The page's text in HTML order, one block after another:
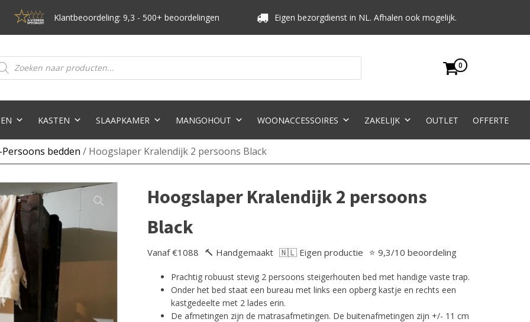
Klantbeoordeling: 9,3 - 500+ beoordelingen Eigen bezorgdienst in NL. Afhalen ook mogelijk.
0
KASTEN SLAAPKAMER MANGOHOUT WOONACCESSOIRES ZAKELIJK OUTLET OFFERTE
Persoons bedden / Hoogslaper Kralendijk 2 persoons Black
Hoogslaper Kralendijk 2 persoons
Black
Vanaf €1088 🔨 Handgemaakt 🇳🇱 Eigen productie ⭐ 9,3/10 beoordeling
Prachtig robuust stevig 2 persoons steigerhouten bed met handige vaste trap.
Onder het bed staat een bureau met links een opberg kastje en rechts een
kastgedeelte met 2 lades erin.
De afmetingen zijn de matrasafmetingen. De buitenafmetingen zijn +/- 11 cm